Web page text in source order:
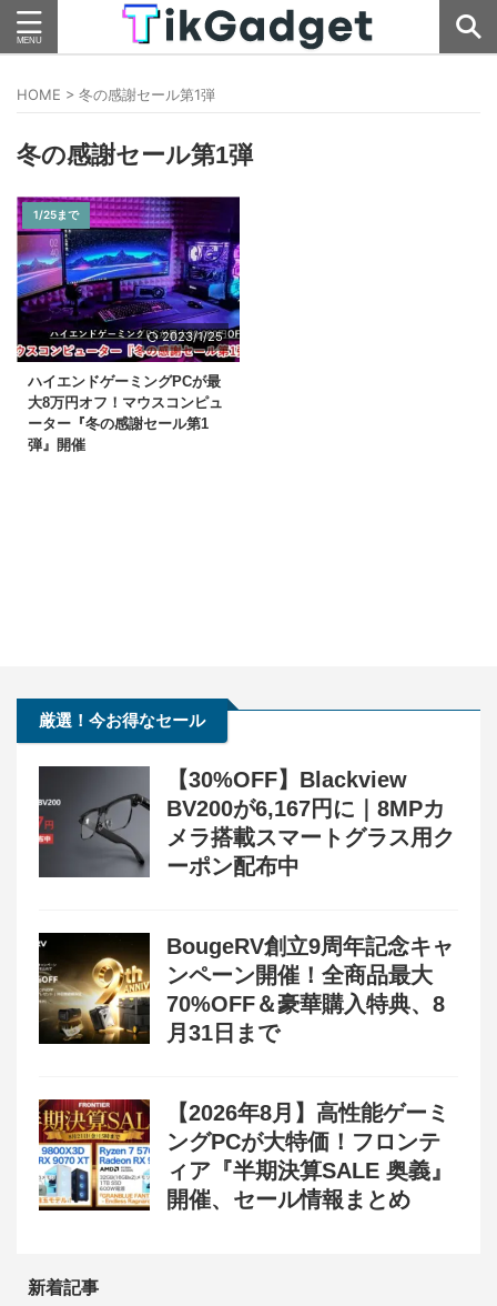
HOME > 冬の感謝セール第1弾
冬の感謝セール第1弾
1/25まで
2023/1/25
ハイエンドゲーミングPCが最
大8万円オフ！マウスコンピュ
ーター『冬の感謝セール第1
弾』開催
厳選！今お得なセール
【30%OFF】Blackview
BV200が6,167円に｜8MPカ
メラ搭載スマートグラス用ク
ーポン配布中
BougeRV創立9周年記念キャ
ンペーン開催！全商品最大
70%OFF＆豪華購入特典、8
月31日まで
【2026年8月】高性能ゲーミ
ングPCが大特価！フロンテ
ィア『半期決算SALE 奥義』
開催、セール情報まとめ
新着記事